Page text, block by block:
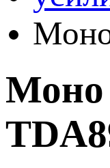
Моно
Моно